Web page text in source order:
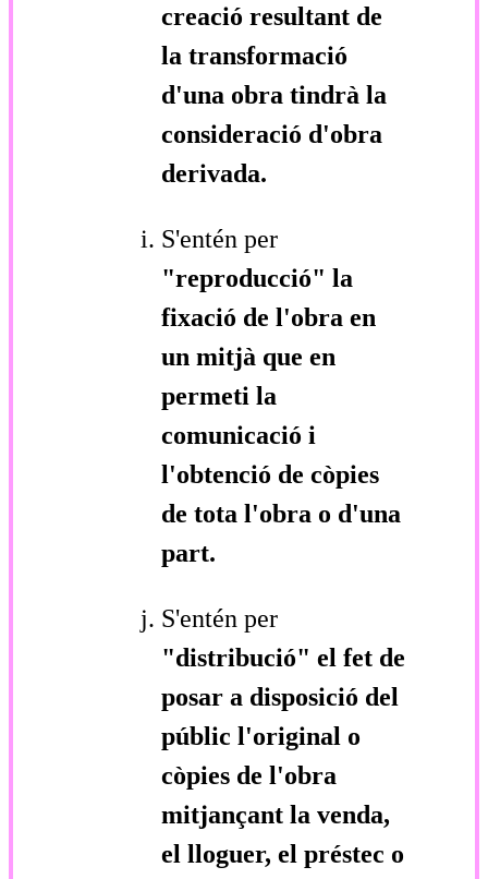
creació resultant de
la transformació
d'una obra tindrà la
consideració d'obra
derivada.
S'entén per
"reproducció" la
fixació de l'obra en
un mitjà que en
permeti la
comunicació i
l'obtenció de còpies
de tota l'obra o d'una
part.
S'entén per
"distribució" el fet de
posar a disposició del
públic l'original o
còpies de l'obra
mitjançant la venda,
el lloguer, el préstec o